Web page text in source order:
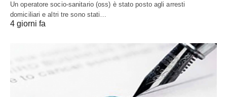
Un operatore socio-sanitario (oss) è stato posto agli arresti
domiciliari e altri tre sono stati…
4 giorni fa